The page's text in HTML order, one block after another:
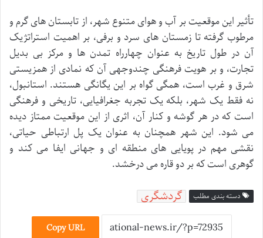
تأثیر این موقعیت بر آب و هوای متنوع شهر، از تابستان های گرم و
مرطوب گرفته تا زمستان های سرد و برفی، بر اهمیت استراتژیک
آن در طول تاریخ به عنوان چهارراه تمدن ها و مرکز بی بدیل
تجارت، و بر هویت فرهنگی چندوجهی آن که نمادی از همزیستی
شرق و غرب است، همگی گواه بر این یگانگی هستند. استانبول،
نه فقط یک شهر، بلکه یک تجربه جغرافیایی، تاریخی و فرهنگی
است که در هر گوشه و کنار آن، اثری از این موقعیت ممتاز دیده
می شود. این شهر همچنان به عنوان یک پل ارتباطی حیاتی،
نقشی مهم در پویایی های منطقه ای و جهانی ایفا می کند و
گوهری است که بر دو قاره می درخشد.
دسته بندی مطلب گردشگری
Copy URL